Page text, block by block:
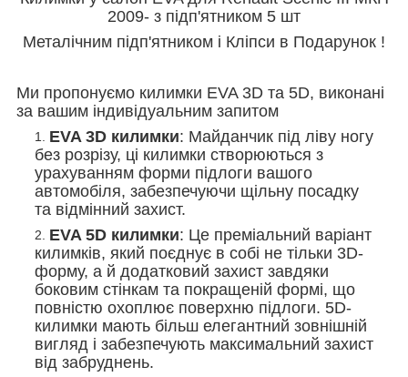
2009- з підп'ятником 5 шт
Металічним підп'ятником і Кліпси в Подарунок !
Ми пропонуємо килимки EVA 3D та 5D, виконані
за вашим індивідуальним запитом
EVA 3D килимки: Майданчик під ліву ногу
без розрізу, ці килимки створюються з
урахуванням форми підлоги вашого
автомобіля, забезпечуючи щільну посадку
та відмінний захист.
EVA 5D килимки: Це преміальний варіант
килимків, який поєднує в собі не тільки 3D-
форму, а й додатковий захист завдяки
боковим стінкам та покращеній формі, що
повністю охоплює поверхню підлоги. 5D-
килимки мають більш елегантний зовнішній
вигляд і забезпечують максимальний захист
від забруднень.